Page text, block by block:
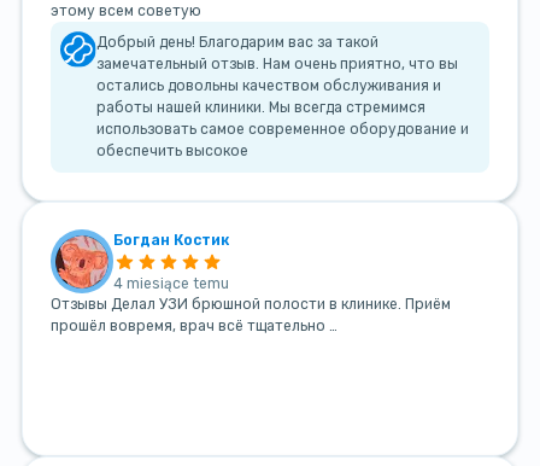
этому всем советую
Добрый день! Благодарим вас за такой
замечательный отзыв. Нам очень приятно, что вы
остались довольны качеством обслуживания и
работы нашей клиники. Мы всегда стремимся
использовать самое современное оборудование и
обеспечить высокое
Богдан Костик
4 miesiące temu
Отзывы Делал УЗИ брюшной полости в клинике. Приём
прошёл вовремя, врач всё тщательно …